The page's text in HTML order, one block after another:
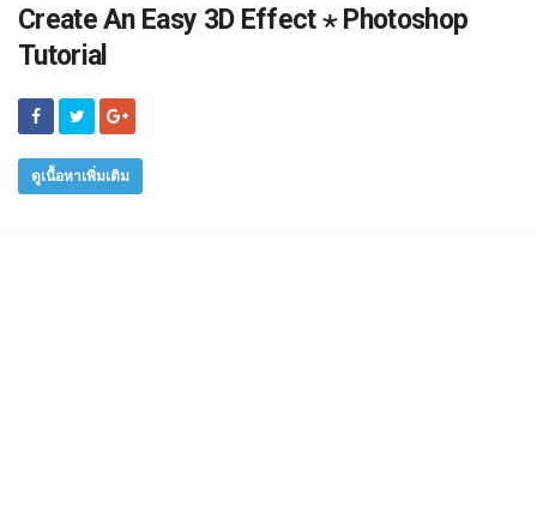
Create An Easy 3D Effect ⋆ Photoshop
Tutorial
ดูเนื้อหาเพิ่มเติม